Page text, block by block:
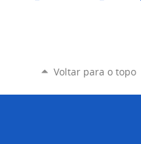
Voltar para o topo